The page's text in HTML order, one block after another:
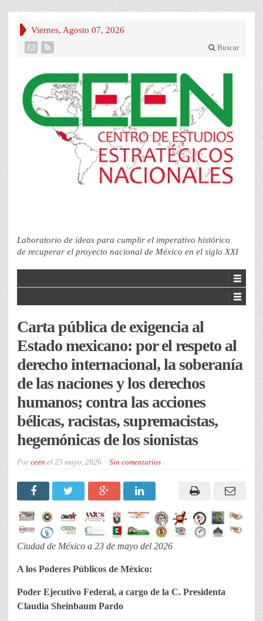
Viernes, Agosto 07, 2026
Buscar
Laboratorio de ideas para cumplir el imperativo histórico
de recuperar el proyecto nacional de México en el siglo XXI
Carta pública de exigencia al
Estado mexicano: por el respeto al
derecho internacional, la soberanía
de las naciones y los derechos
humanos; contra las acciones
bélicas, racistas, supremacistas,
hegemónicas de los sionistas
Por ceen el 25 mayo, 2026 Sin comentarios
Ciudad de México a 23 de mayo del 2026
A los Poderes Públicos de México:
Poder Ejecutivo Federal, a cargo de la C. Presidenta
Claudia Sheinbaum Pardo